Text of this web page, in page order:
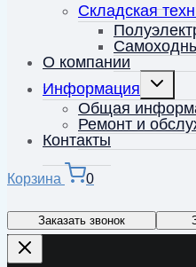
Складская
О компании
Информация
дочернее
меню
Общая
Ремонт и
Контакты
Корзина 0
Заказать звонок